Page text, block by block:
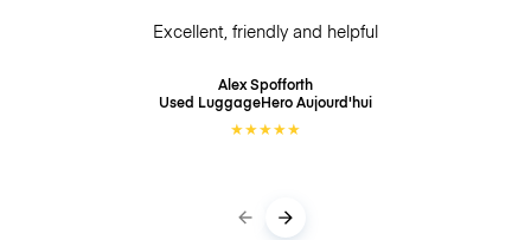
Excellent, friendly and helpful
Alex Spofforth
Used LuggageHeroAujourd'hui
★★★★★